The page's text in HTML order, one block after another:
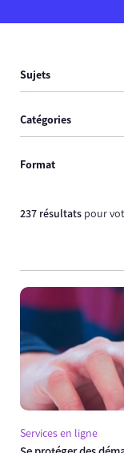
Sujets
Catégories
Format
237 résultats pour
Services en ligne